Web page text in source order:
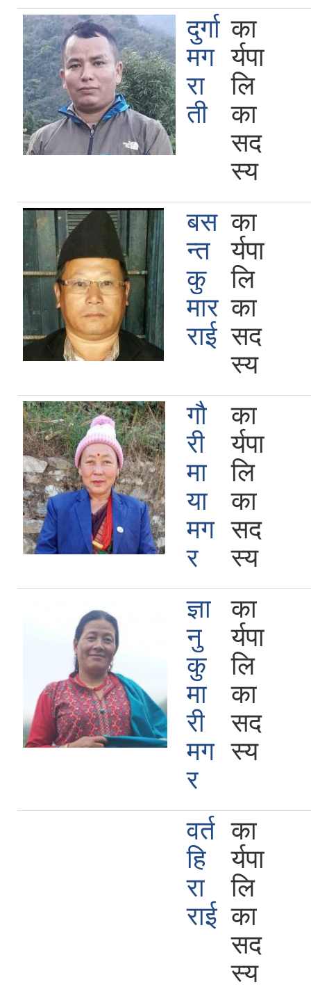
दुर्गा
मग
रा
ती
का
र्यपा
लि
का
सद
स्य
बस
न्त
कु
मार
राई
का
र्यपा
लि
का
सद
स्य
गौ
री
मा
या
मग
र
का
र्यपा
लि
का
सद
स्य
ज्ञा
नु
कु
मा
री
मग
र
का
र्यपा
लि
का
सद
स्य
वर्त
हि
रा
राई
का
र्यपा
लि
का
सद
स्य